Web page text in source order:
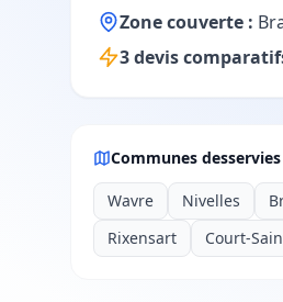
Zone couverte :
3 devis
Communes
Wavre Nivelles
Rixensart
Court-